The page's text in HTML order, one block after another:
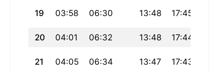
19 03:58 06:30 13:48 17:45
20 04:01 06:32 13:48 17:44
21 04:05 06:34 13:47 17:43